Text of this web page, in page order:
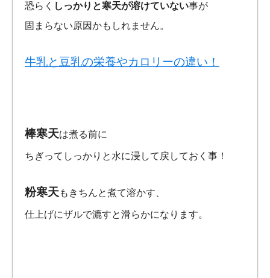
恐らく しっかりと寒天が溶けていない事が
固まらない原因かもしれません。
牛乳と豆乳の栄養やカロリーの違い！
棒寒天は煮る前に
ちぎってしっかりと水に浸して戻しておく事！
粉寒天もきちんと煮て溶かす、
仕上げにザルで漉すと滑らかになります。